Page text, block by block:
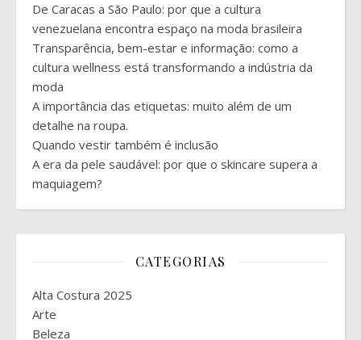
De Caracas a São Paulo: por que a cultura
venezuelana encontra espaço na moda brasileira
Transparência, bem-estar e informação: como a
cultura wellness está transformando a indústria da
moda
A importância das etiquetas: muito além de um
detalhe na roupa.
Quando vestir também é inclusão
A era da pele saudável: por que o skincare supera a
maquiagem?
CATEGORIAS
Alta Costura 2025
Arte
Beleza